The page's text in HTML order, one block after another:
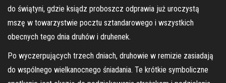
do świątyni, gdzie ksiądz proboszcz odprawia już uroczystą
mszę w towarzystwie pocztu sztandarowego i wszystkich
obecnych tego dnia druhów i druhenek.
Po wyczerpujących trzech dniach, druhowie w remizie zasiadają
do wspólnego wielkanocnego śniadania. Te krótkie symboliczne